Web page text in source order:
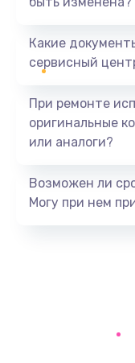
Замена
Замена,
Какие
сервисный
При ремонте
оригинальные
или аналоги?
Возможен ли
Могу при нем